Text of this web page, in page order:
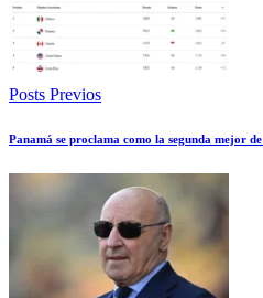
Posts Previos
Panamá se proclama como la segunda mejor